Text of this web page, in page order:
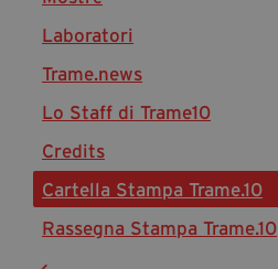
Rassegna Stampa
Partecipa
Diventa Partner
Sostienici
Laboratori
Trame.news
Lo Staff di Trame10
Credits
Cartella Stampa Trame.10
Rassegna Stampa Trame.10